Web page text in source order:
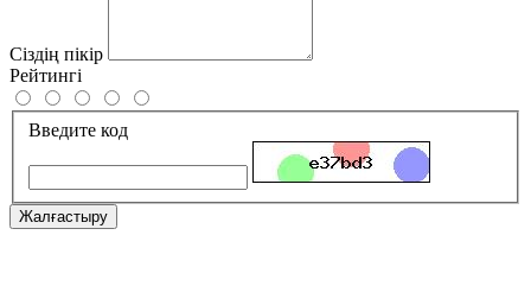
Сіздің пікір
Рейтингі
Введите код
Жалғастыру